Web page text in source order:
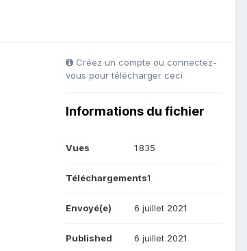
Créez un compte ou connectez-
vous pour télécharger ceci
Informations du fichier
Vues 1 835
Téléchargements1
Envoyé(e) 6 juillet 2021
Published 6 juillet 2021